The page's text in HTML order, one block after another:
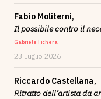
Fabio Moliterni,
Il possibile contro il
Gabriele Fichera
23 Luglio 2026
Riccardo Castellana,
Ritratto dell’artista da